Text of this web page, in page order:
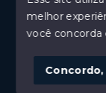
© Copyright
SITE PARA IMOBILIARIA
melhor
você concorda